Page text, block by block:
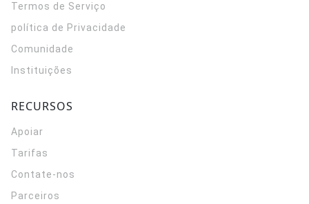
Termos de Serviço
política de Privacidade
Comunidade
Instituições
RECURSOS
Apoiar
Tarifas
Contate-nos
Parceiros